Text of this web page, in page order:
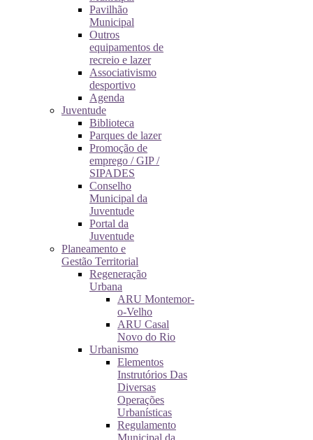
Pavilhão
Municipal
Outros
equipamentos de
recreio e lazer
Associativismo
desportivo
Agenda
Juventude
Biblioteca
Parques de lazer
Promoção de
emprego / GIP /
SIPADES
Conselho
Municipal da
Juventude
Portal da
Juventude
Planeamento e
Gestão Territorial
Regeneração
Urbana
ARU Montemor-
o-Velho
ARU Casal
Novo do Rio
Urbanismo
Elementos
Instrutórios Das
Diversas
Operações
Urbanísticas
Regulamento
Municipal da